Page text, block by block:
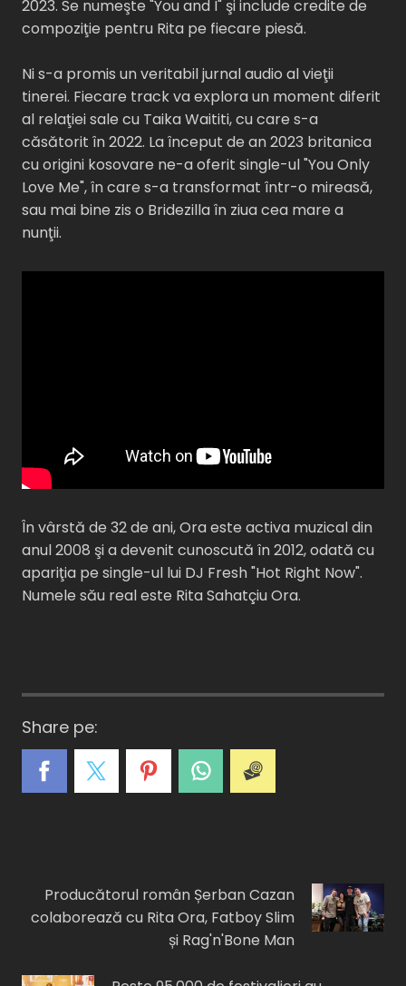
2023. Se numeşte "You and I" şi include credite de
compoziţie pentru Rita pe fiecare piesă.
Ni s-a promis un veritabil jurnal audio al vieţii
tinerei. Fiecare track va explora un moment diferit
al relaţiei sale cu Taika Waititi, cu care s-a
căsătorit în 2022. La început de an 2023 britanica
cu origini kosovare ne-a oferit single-ul "You Only
Love Me", în care s-a transformat într-o mireasă,
sau mai bine zis o Bridezilla în ziua cea mare a
nunţii.
În vârstă de 32 de ani, Ora este activa muzical din
anul 2008 şi a devenit cunoscută în 2012, odată cu
apariţia pe single-ul lui DJ Fresh "Hot Right Now".
Numele său real este Rita Sahatçiu Ora.
Share pe:
A C E I F
Producătorul român Șerban Cazan
colaborează cu Rita Ora, Fatboy Slim
și Rag'n'Bone Man